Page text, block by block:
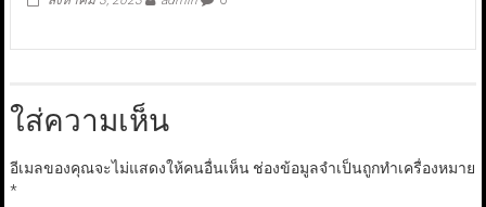
ใส่ความเห็น
อีเมลของคุณจะไม่แสดงให้คนอื่นเห็น ช่องข้อมูลจำเป็นถูกทำเครื่องหมาย
*